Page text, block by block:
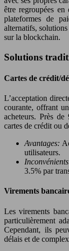
être regroupées en
plateformes de
alternatifs,
sur la blockchain.
Solutions
Cartes de crédit/
L’acceptation
courante, offrant
acheteurs. Près
cartes de crédit ou
Avantages:
utilisateurs.
3.5% par
Virements
Les virements
particulièrement
Cependant, ils
délais et de